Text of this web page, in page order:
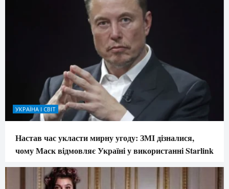
УКРАЇНА І СВІТ
Настав час укласти мирну угоду: ЗМІ дізналися,
чому Маск відмовляє Україні у використанні Starlink